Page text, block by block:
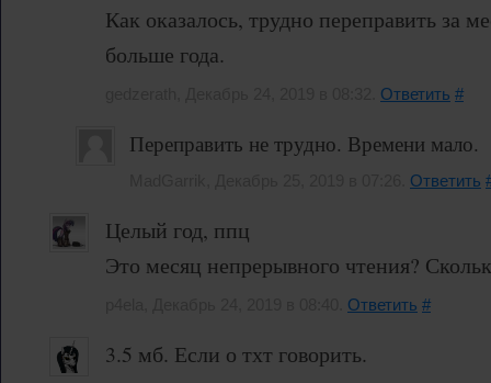
Как оказалось, трудно переправить за
больше года.
Ответить #
Переправить не трудно. Времени мало.
Ответить
Целый год, ппц
Это месяц непрерывного чтения?
Ответить #
3.5 мб. Если о тхт говорить.